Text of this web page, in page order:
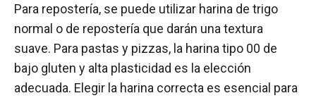
Para repostería, se puede utilizar harina de trigo
normal o de repostería que darán una textura
suave. Para pastas y pizzas, la harina tipo 00 de
bajo gluten y alta plasticidad es la elección
adecuada. Elegir la harina correcta es esencial para